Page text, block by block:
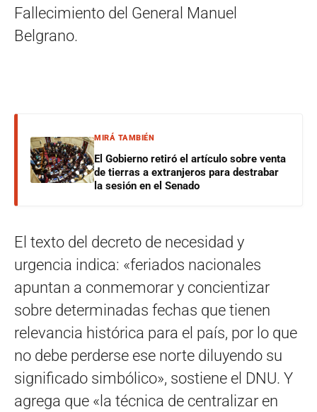
Fallecimiento del General Manuel
Belgrano.
MIRÁ TAMBIÉN
El Gobierno retiró el artículo sobre venta
de tierras a extranjeros para destrabar
la sesión en el Senado
El texto del decreto de necesidad y
urgencia indica: «feriados nacionales
apuntan a conmemorar y concientizar
sobre determinadas fechas que tienen
relevancia histórica para el país, por lo que
no debe perderse ese norte diluyendo su
significado simbólico», sostiene el DNU. Y
agrega que «la técnica de centralizar en